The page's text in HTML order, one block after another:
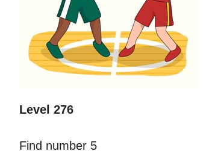
Level 276
Find number 5